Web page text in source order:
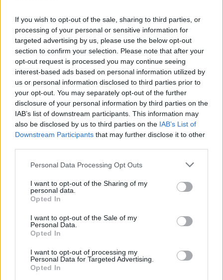
If you wish to opt-out of the sale, sharing to third parties, or
processing of your personal or sensitive information for
targeted advertising by us, please use the below opt-out
section to confirm your selection. Please note that after your
opt-out request is processed you may continue seeing
interest-based ads based on personal information utilized by
us or personal information disclosed to third parties prior to
your opt-out. You may separately opt-out of the further
disclosure of your personal information by third parties on the
IAB’s list of downstream participants. This information may
also be disclosed by us to third parties on the IAB’s List of
Downstream Participants that may further disclose it to other
Personal Data Processing Opt Outs
I want to opt-out of the Sharing of my
personal data.
Opted In
I want to opt-out of the Sale of my
Personal Data.
Opted In
I want to opt-out of processing my
Personal Data for Targeted Advertising.
Opted In
ΣΥΡΙΖΑ, τόνισε πως πρέπει να γίνει
σεβαστή η απόφαση της Ελένης
Χρονοπούλου καθώς είναι ένα θέμα
ευαίσθητο.
Από την πλευρά της η Ελένη
Χρονοπούλου, ευχαρίστησε την κυρία
Τσαμπάζη για τη στήριξή της και
ανέφερε, «δεν θα ήθελα να σχολιάσω.
Ό,τι είχα να πω το είπα και το έκανα».
Δείτε το βίντεο: